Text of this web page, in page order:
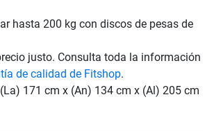
hasta 200 kg con discos de pesas de
justo. Consulta toda la información
de calidad de Fitshop.
171 cm x (An) 134 cm x (Al) 205 cm